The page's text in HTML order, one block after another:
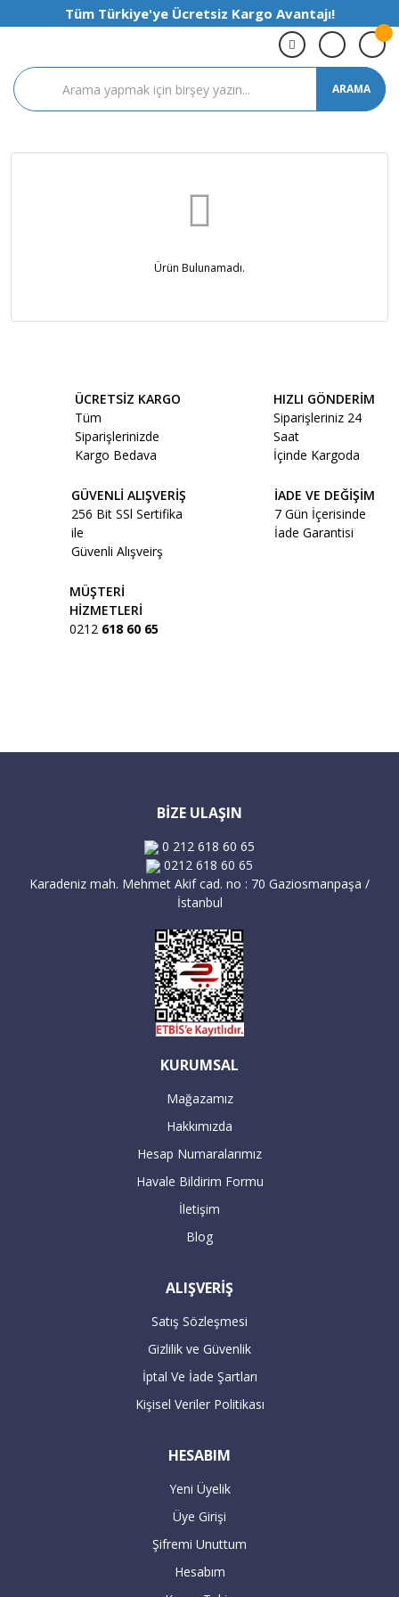
Tüm Türkiye'ye Ücretsiz Kargo Avantajı!
ARAMA
Ürün Bulunamadı.
ÜCRETSİZ KARGO
Tüm
Siparişlerinizde
Kargo Bedava
HIZLI GÖNDERİM
Siparişleriniz 24
Saat
İçinde Kargoda
GÜVENLİ ALIŞVERİŞ
256 Bit SSl Sertifika
ile
Güvenli Alışveirş
İADE VE DEĞİŞİM
7 Gün İçerisinde
İade Garantisi
MÜŞTERİ
HİZMETLERİ
0212 618 60 65
BİZE ULAŞIN
0 212 618 60 65
0212 618 60 65
Karadeniz mah. Mehmet Akif cad. no : 70 Gaziosmanpaşa /
İstanbul
KURUMSAL
Mağazamız
Hakkımızda
Hesap Numaralarımız
Havale Bildirim Formu
İletişim
Blog
ALIŞVERİŞ
Satış Sözleşmesi
Gizlilik ve Güvenlik
İptal Ve İade Şartları
Kişisel Veriler Politikası
HESABIM
Yeni Üyelik
Üye Girişi
Şifremi Unuttum
Hesabım